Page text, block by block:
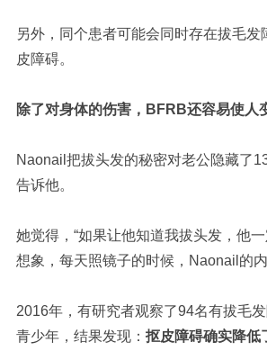
另外，同个患者可能会同时存在拔毛发
皮障碍。
除了对身体的伤害，BFRB还容易使人
Naonail把拔头发的秘密对老公隐藏了
告诉他。
她觉得， “如果让他知道我拔头发，他
想象，每天照镜子的时候，Naonail的内
2016年，有研究者观察了94名有拔毛
青少年，结果发现： 抠皮障碍确实降低